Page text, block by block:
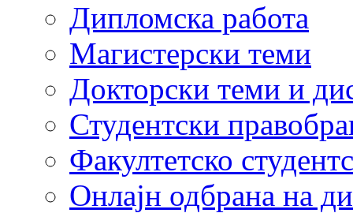
Дипломска работа
Магистерски теми
Докторски теми и
Студентски
Факултетско
Онлајн одбрана на